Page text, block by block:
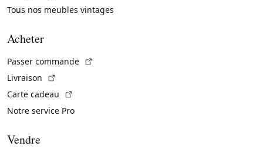
Tous nos meubles vintages
Acheter
Passer commande
Livraison
Carte cadeau
Notre service Pro
Vendre